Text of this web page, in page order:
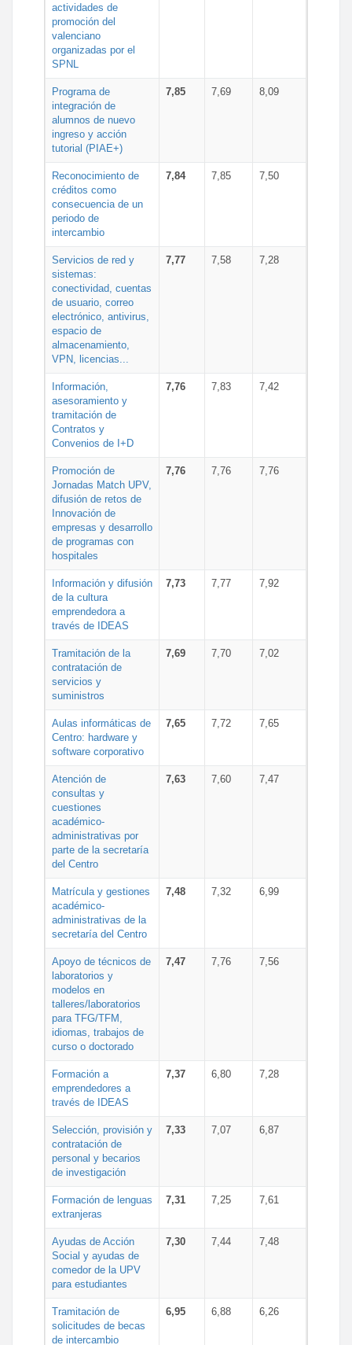
actividades de
promoción del
valenciano
organizadas por el
SPNL
Programa de
integración de
alumnos de nuevo
ingreso y acción
tutorial (PIAE+)
7,85 7,69 8,09
Reconocimiento de
créditos como
consecuencia de un
periodo de
intercambio
7,84 7,85 7,50
Servicios de red y
sistemas:
conectividad, cuentas
de usuario, correo
electrónico, antivirus,
espacio de
almacenamiento,
VPN, licencias...
7,77 7,58 7,28
Información,
asesoramiento y
tramitación de
Contratos y
Convenios de I+D
7,76 7,83 7,42
Promoción de
Jornadas Match UPV,
difusión de retos de
Innovación de
empresas y desarrollo
de programas con
hospitales
7,76 7,76 7,76
Información y difusión
de la cultura
emprendedora a
través de IDEAS
7,73 7,77 7,92
Tramitación de la
contratación de
servicios y
suministros
7,69 7,70 7,02
Aulas informáticas de
Centro: hardware y
software corporativo
7,65 7,72 7,65
Atención de
consultas y
cuestiones
académico-
administrativas por
parte de la secretaría
del Centro
7,63 7,60 7,47
Matrícula y gestiones
académico-
administrativas de la
secretaría del Centro
7,48 7,32 6,99
Apoyo de técnicos de
laboratorios y
modelos en
talleres/laboratorios
para TFG/TFM,
idiomas, trabajos de
curso o doctorado
7,47 7,76 7,56
Formación a
emprendedores a
través de IDEAS
7,37 6,80 7,28
Selección, provisión y
contratación de
personal y becarios
de investigación
7,33 7,07 6,87
Formación de lenguas
extranjeras
7,31 7,25 7,61
Ayudas de Acción
Social y ayudas de
comedor de la UPV
para estudiantes
7,30 7,44 7,48
Tramitación de
solicitudes de becas
de intercambio
6,95 6,88 6,26